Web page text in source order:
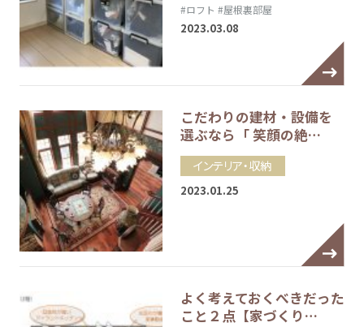
#ロフト #屋根裏部屋
2023.03.08
こだわりの建材・設備を
選ぶなら「 笑顔の絶…
インテリア・収納
2023.01.25
よく考えておくべきだった
こと２点【家づくり…